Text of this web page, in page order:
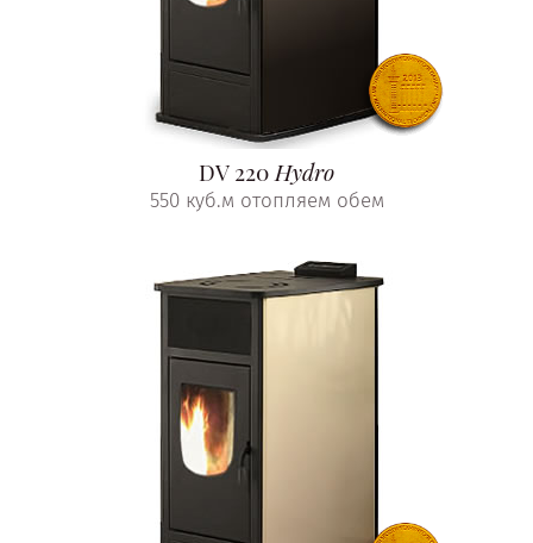
DV 220 Hydro
550 куб.м отопляем обем